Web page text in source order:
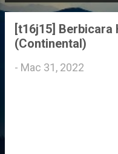
[t16j15] Berbicara
(Continental)
- Mac 31, 2022